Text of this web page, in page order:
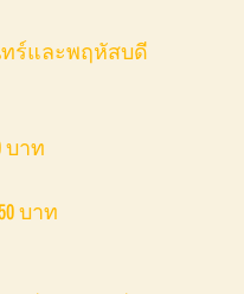
ร์และพฤหัสบดี
บาท
บาท